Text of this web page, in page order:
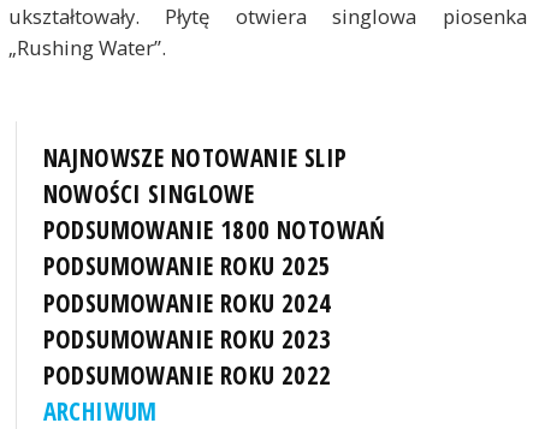
ukształtowały. Płytę otwiera singlowa piosenka
„Rushing Water”.
NAJNOWSZE NOTOWANIE SLIP
NOWOŚCI SINGLOWE
PODSUMOWANIE 1800 NOTOWAŃ
PODSUMOWANIE ROKU 2025
PODSUMOWANIE ROKU 2024
PODSUMOWANIE ROKU 2023
PODSUMOWANIE ROKU 2022
ARCHIWUM